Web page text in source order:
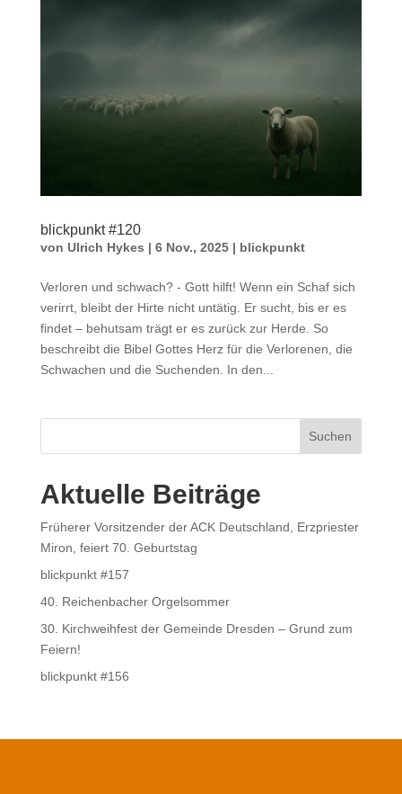
blickpunkt #120
von Ulrich Hykes | 6 Nov., 2025| blickpunkt
Verloren und schwach? - Gott hilft! Wenn ein Schaf sich
verirrt, bleibt der Hirte nicht untätig. Er sucht, bis er es
findet – behutsam trägt er es zurück zur Herde. So
beschreibt die Bibel Gottes Herz für die Verlorenen, die
Schwachen und die Suchenden. In den...
Suchen
Aktuelle Beiträge
Früherer Vorsitzender der ACK Deutschland, Erzpriester
Miron, feiert 70. Geburtstag
blickpunkt #157
40. Reichenbacher Orgelsommer
30. Kirchweihfest der Gemeinde Dresden – Grund zum
Feiern!
blickpunkt #156